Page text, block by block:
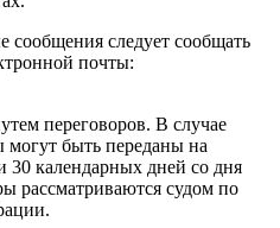
сообщения следует сообщать
почты:
переговоров. В случае
могут быть переданы на
30 календарных дней со дня
рассматриваются судом по